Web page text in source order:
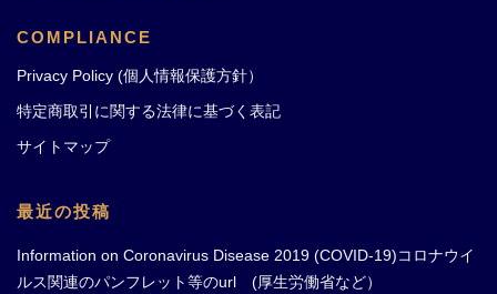
COMPLIANCE
Privacy Policy (個人情報保護方針）
特定商取引に関する法律に基づく表記
サイトマップ
最近の投稿
Information on Coronavirus Disease 2019 (COVID-19)コロナウイ
ルス関連のパンフレット等のurl (厚生労働省など）